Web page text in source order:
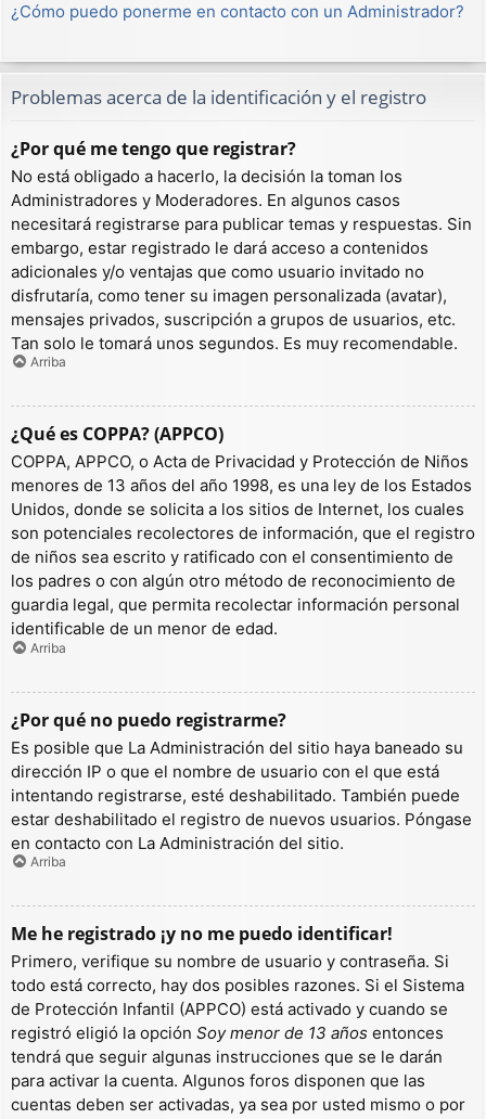
¿Cómo puedo ponerme en contacto con un Administrador?
Problemas acerca de la identificación y el registro
¿Por qué me tengo que registrar?
No está obligado a hacerlo, la decisión la toman los
Administradores y Moderadores. En algunos casos
necesitará registrarse para publicar temas y respuestas. Sin
embargo, estar registrado le dará acceso a contenidos
adicionales y/o ventajas que como usuario invitado no
disfrutaría, como tener su imagen personalizada (avatar),
mensajes privados, suscripción a grupos de usuarios, etc.
Tan solo le tomará unos segundos. Es muy recomendable.
Arriba
¿Qué es COPPA? (APPCO)
COPPA, APPCO, o Acta de Privacidad y Protección de Niños
menores de 13 años del año 1998, es una ley de los Estados
Unidos, donde se solicita a los sitios de Internet, los cuales
son potenciales recolectores de información, que el registro
de niños sea escrito y ratificado con el consentimiento de
los padres o con algún otro método de reconocimiento de
guardia legal, que permita recolectar información personal
identificable de un menor de edad.
Arriba
¿Por qué no puedo registrarme?
Es posible que La Administración del sitio haya baneado su
dirección IP o que el nombre de usuario con el que está
intentando registrarse, esté deshabilitado. También puede
estar deshabilitado el registro de nuevos usuarios. Póngase
en contacto con La Administración del sitio.
Arriba
Me he registrado ¡y no me puedo identificar!
Primero, verifique su nombre de usuario y contraseña. Si
todo está correcto, hay dos posibles razones. Si el Sistema
de Protección Infantil (APPCO) está activado y cuando se
registró eligió la opción Soy menor de 13 años entonces
tendrá que seguir algunas instrucciones que se le darán
para activar la cuenta. Algunos foros disponen que las
cuentas deben ser activadas, ya sea por usted mismo o por